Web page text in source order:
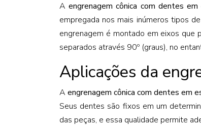
Aengrenagem cônica com dentes em
empregada nos mais inúmeros tipos
engrenagem é montado em eixos que
separados através 90º (graus), no
Aplicações da
Aengrenagem cônica com dentes em
Seus dentes são fixos em um
das peças, e essa qualidade permite